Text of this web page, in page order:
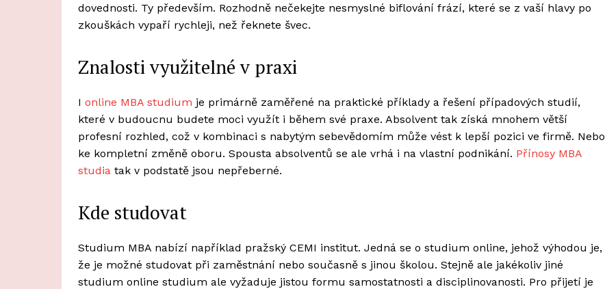
dovednosti. Ty především. Rozhodně nečekejte nesmyslné biflování frází, které se z vaší hlavy po
zkouškách vypaří rychleji, než řeknete švec.
Znalosti využitelné v praxi
I online MBA studium je primárně zaměřené na praktické příklady a řešení případových studií,
které v budoucnu budete moci využít i během své praxe. Absolvent tak získá mnohem větší
profesní rozhled, což v kombinaci s nabytým sebevědomím může vést k lepší pozici ve firmě. Nebo
ke kompletní změně oboru. Spousta absolventů se ale vrhá i na vlastní podnikání. Přínosy MBA
studia tak v podstatě jsou nepřeberné.
Kde studovat
Studium MBA nabízí například pražský CEMI institut. Jedná se o studium online, jehož výhodou je,
že je možné studovat při zaměstnání nebo současně s jinou školou. Stejně ale jakékoliv jiné
studium online studium ale vyžaduje jistou formu samostatnosti a disciplinovanosti. Pro přijetí je